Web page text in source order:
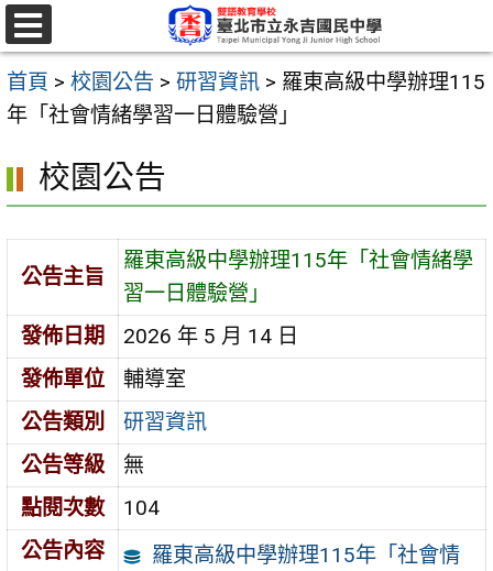
跳
至
主
要
區
選
單
首頁 > 校園公告 > 研習資訊 > 羅東高級中學辦理115
年「社會情緒學習一日體驗營」
校園公告
公告主旨
羅東高級中學辦理115年「社會情緒學
習一日體驗營」
發佈日期
2026 年 5 月 14 日
發佈單位
輔導室
公告類別
研習資訊
公告等級
無
點閱次數
104
公告內容
羅東高級中學辦理115年「社會情